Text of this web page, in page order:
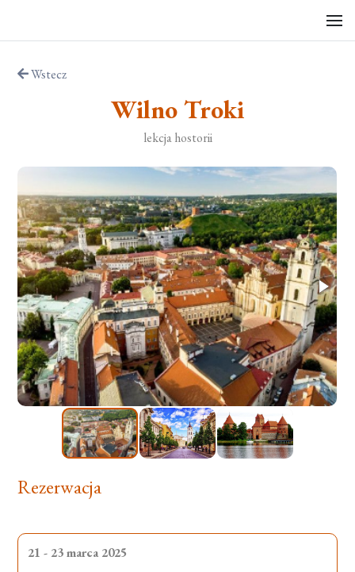
Wstecz
Wilno Troki
lekcja hostorii
Rezerwacja
21 - 23 marca 2025